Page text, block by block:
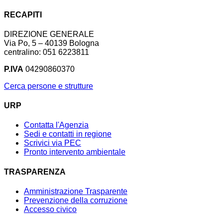
RECAPITI
DIREZIONE GENERALE
Via Po, 5 – 40139 Bologna
centralino: 051 6223811
P.IVA 04290860370
Cerca persone e strutture
URP
Contatta l'Agenzia
Sedi e contatti in regione
Scrivici via PEC
Pronto intervento ambientale
TRASPARENZA
Amministrazione Trasparente
Prevenzione della corruzione
Accesso civico